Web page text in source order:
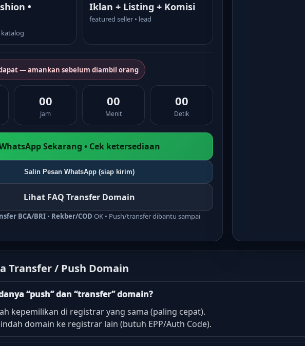
•
katalog
Iklan + Listing + Komisi
featured seller • lead
dapat — amankan sebelum diambil orang
00
Jam
00
Menit
00
Detik
Sekarang • Cek ketersediaan
Salin Pesan WhatsApp (siap kirim)
Lihat FAQ Transfer Domain
BCA/BRI • Rekber/COD OK • Push/transfer dibantu sampai
Transfer / Push Domain
“push” dan “transfer” domain?
kepemilikan di registrar yang sama (paling cepat).
domain ke registrar lain (butuh EPP/Auth Code).